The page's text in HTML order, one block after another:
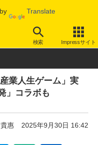
Translate
検索 Impressサイト
業人生ゲーム」実
」コラボも
惠 2025年9月30日 16:42